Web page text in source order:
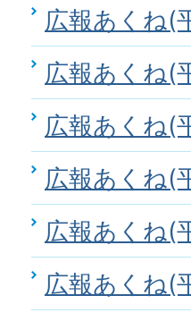
広報あくね(
広報あくね(
広報あくね(
広報あくね(
広報あくね(
広報あくね(